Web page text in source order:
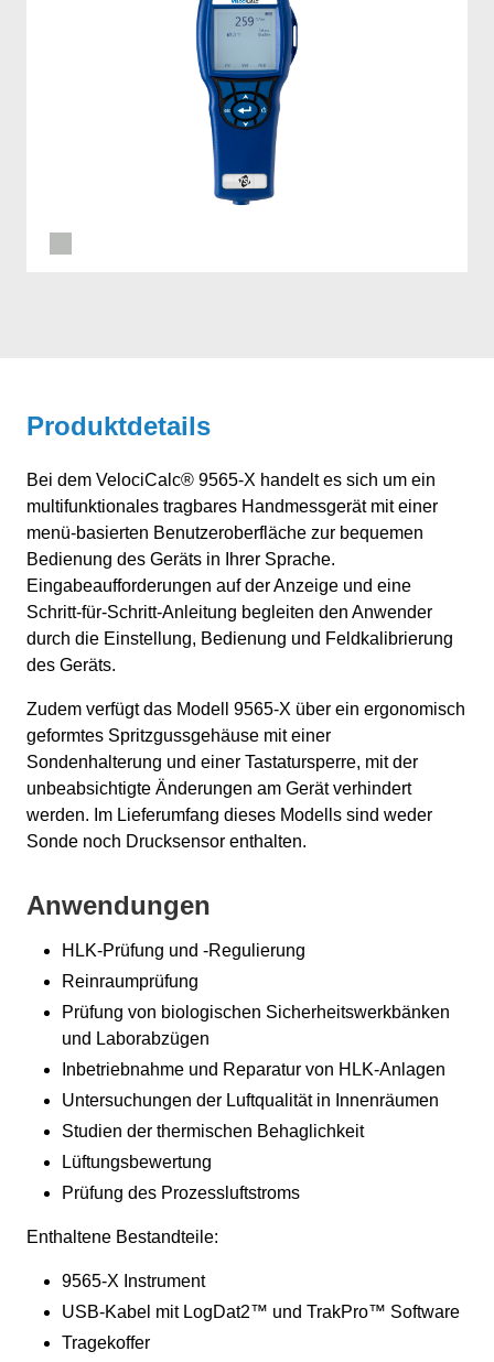
Produktdetails
Bei dem VelociCalc® 9565-X handelt es sich um ein
multifunktionales tragbares Handmessgerät mit einer
menü-basierten Benutzeroberfläche zur bequemen
Bedienung des Geräts in Ihrer Sprache.
Eingabeaufforderungen auf der Anzeige und eine
Schritt-für-Schritt-Anleitung begleiten den Anwender
durch die Einstellung, Bedienung und Feldkalibrierung
des Geräts.
Zudem verfügt das Modell 9565-X über ein ergonomisch
geformtes Spritzgussgehäuse mit einer
Sondenhalterung und einer Tastatursperre, mit der
unbeabsichtigte Änderungen am Gerät verhindert
werden. Im Lieferumfang dieses Modells sind weder
Sonde noch Drucksensor enthalten.
Anwendungen
HLK-Prüfung und -Regulierung
Reinraumprüfung
Prüfung von biologischen Sicherheitswerkbänken
und Laborabzügen
Inbetriebnahme und Reparatur von HLK-Anlagen
Untersuchungen der Luftqualität in Innenräumen
Studien der thermischen Behaglichkeit
Lüftungsbewertung
Prüfung des Prozessluftstroms
Enthaltene Bestandteile:
9565-X Instrument
USB-Kabel mit LogDat2™ und TrakPro™ Software
Tragekoffer